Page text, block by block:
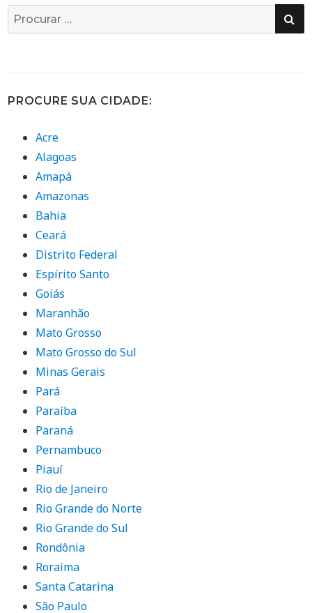
Busca
por:
PROCURE SUA CIDADE:
Acre
Alagoas
Amapá
Amazonas
Bahia
Ceará
Distrito Federal
Espírito Santo
Goiás
Maranhão
Mato Grosso
Mato Grosso do Sul
Minas Gerais
Pará
Paraíba
Paraná
Pernambuco
Piauí
Rio de Janeiro
Rio Grande do Norte
Rio Grande do Sul
Rondônia
Roraima
Santa Catarina
São Paulo